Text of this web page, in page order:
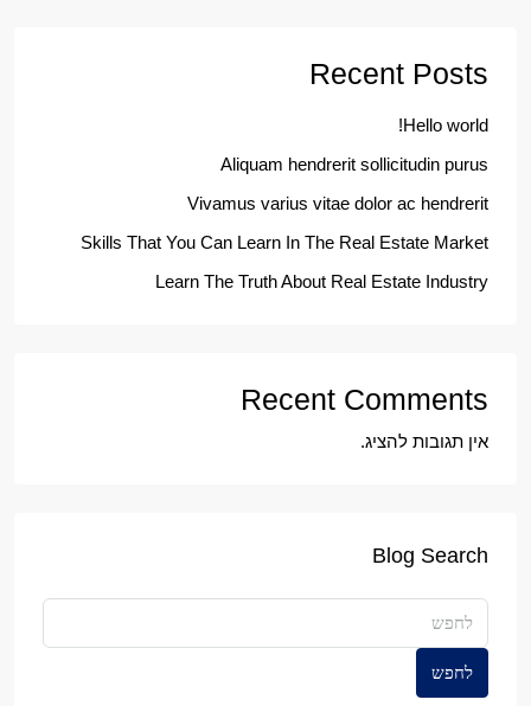
Recent Posts
Hello world!
Aliquam hendrerit sollicitudin purus
Vivamus varius vitae dolor ac hendrerit
Skills That You Can Learn In The Real Estate Market
Learn The Truth About Real Estate Industry
Recent Comments
אין תגובות להציג.
Blog Search
לחפש